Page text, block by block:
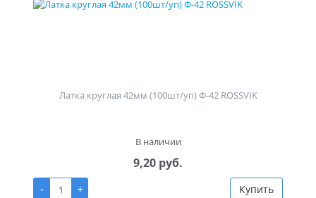
Латка круглая 42мм (100шт/уп) Ф-42 ROSSVIK
В наличии
9,20 руб.
-
+ Купить